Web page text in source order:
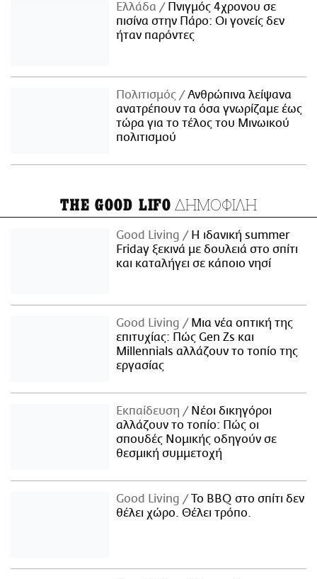
Ελλάδα
Πνιγμός 4χρονου σε
πισίνα στην Πάρο: Οι γονείς δεν
ήταν παρόντες
Πολιτισμός
Ανθρώπινα λείψανα
ανατρέπουν τα όσα γνωρίζαμε έως
τώρα για το τέλος του Μινωικού
πολιτισμού
THE GOOD LIFO ΔΗΜΟΦΙΛΗ
Good Living
Η ιδανική summer
Friday ξεκινά με δουλειά στο σπίτι
και καταλήγει σε κάποιο νησί
Good Living
Μια νέα οπτική της
επιτυχίας: Πώς Gen Zs και
Millennials αλλάζουν το τοπίο της
εργασίας
Εκπαίδευση
Νέοι δικηγόροι
αλλάζουν το τοπίο: Πώς οι
σπουδές Νομικής οδηγούν σε
θεσμική συμμετοχή
Good Living
Το BBQ στο σπίτι δεν
θέλει χώρο. Θέλει τρόπο.